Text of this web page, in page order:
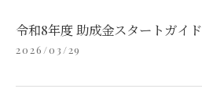
令和8年度 助成金スタートガイド
2026/03/29